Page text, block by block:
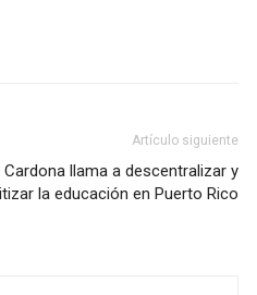
Artículo siguiente
Cardona llama a descentralizar y
la educación en Puerto Rico